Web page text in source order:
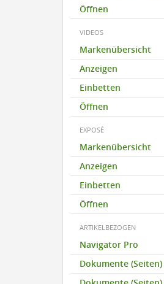
Öffnen
VIDEOS
Markenübersicht
Anzeigen
Einbetten
Öffnen
EXPOSÉ
Markenübersicht
Anzeigen
Einbetten
Öffnen
ARTIKELBEZOGEN
Navigator Pro
Dokumente (Seiten)